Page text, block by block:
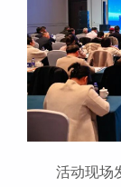
活动现场